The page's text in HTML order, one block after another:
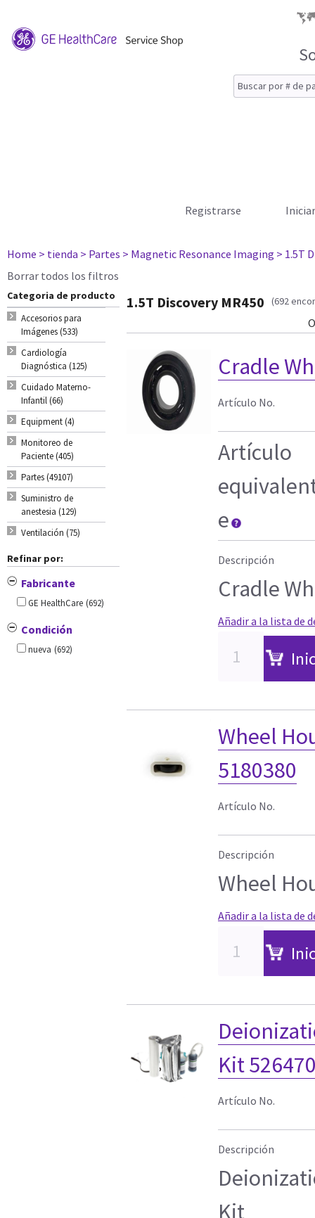
Registrarse
Home > tienda > Partes > Magnetic Resonance Imaging > 1.5T
Borrar todos los filtros
Categoria de producto
Accesorios para
Imágenes (533)
Cardiología
Diagnóstica (125)
Cuidado Materno-
Infantil (66)
Equipment (4)
Monitoreo de
Paciente (405)
Partes (49107)
Suministro de
anestesia (129)
Ventilación (75)
Refinar por:
Fabricante
GE HealthCare (692)
Condición
nueva (692)
1.5T Discovery MR450 (692
Cradle
Artículo No.
Artículo
e
Descripción
Cradle
Añadir a la lista de
Wheel
5180380
Artículo No.
Descripción
Wheel
Añadir a la lista de
Kit
Artículo No.
Descripción
Kit